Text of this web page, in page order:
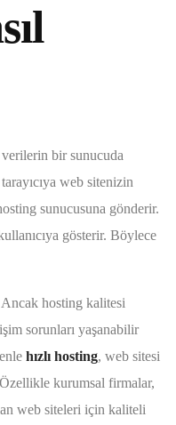
bir sunucuda
tarayıcıya web sitenizin
sunucusuna gönderir.
gösterir. Böylece
hosting kalitesi
sorunları yaşanabilir
hızlı hosting, web sitesi
kurumsal firmalar,
web siteleri için kaliteli